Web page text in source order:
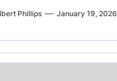
Phillips January 19, 2026